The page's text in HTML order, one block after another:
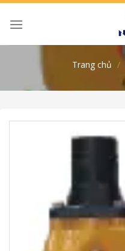
Skip
Trang chủ /